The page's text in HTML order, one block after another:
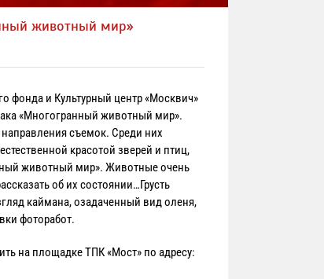
животный мир»
фонда и Культурный центр «Москвич»
«Многогранный животный мир».
съемок. Среди них
красотой зверей и птиц,
животный мир». Животные очень
об их состоянии…Грусть
каймана, озадаченный вид оленя,
фоторабот.
на площадке ТПК «Мост» по адресу: